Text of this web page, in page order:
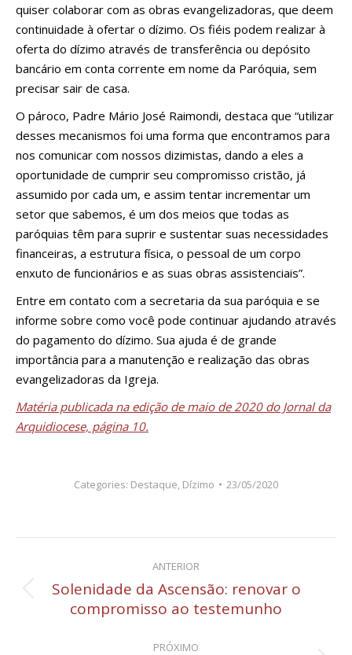
quiser colaborar com as obras evangelizadoras, que deem
continuidade à ofertar o dízimo. Os fiéis podem realizar à
oferta do dízimo através de transferência ou depósito
bancário em conta corrente em nome da Paróquia, sem
precisar sair de casa.
O pároco, Padre Mário José Raimondi, destaca que “utilizar
desses mecanismos foi uma forma que encontramos para
nos comunicar com nossos dizimistas, dando a eles a
oportunidade de cumprir seu compromisso cristão, já
assumido por cada um, e assim tentar incrementar um
setor que sabemos, é um dos meios que todas as
paróquias têm para suprir e sustentar suas necessidades
financeiras, a estrutura física, o pessoal de um corpo
enxuto de funcionários e as suas obras assistenciais”.
Entre em contato com a secretaria da sua paróquia e se
informe sobre como você pode continuar ajudando através
do pagamento do dízimo. Sua ajuda é de grande
importância para a manutenção e realização das obras
evangelizadoras da Igreja.
Matéria publicada na edição de maio de 2020 do Jornal da
Arquidiocese, página 10.
Categories: Destaque Dízimo 23/05/2020
Navegação
de
post:
ANTERIOR
Post
anterior:
Solenidade da Ascensão: renovar o
compromisso ao testemunho
PRÓXIMO